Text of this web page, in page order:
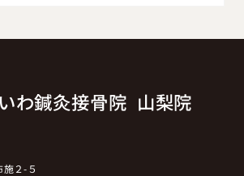
『自律神経に直接アプローチ
わ鍼灸接骨院 山梨院
２-５